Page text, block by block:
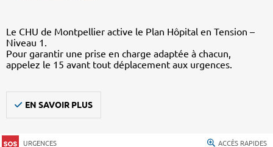
Le CHU de Montpellier active le Plan Hôpital en Tension –
Niveau 1.
Pour garantir une prise en charge adaptée à chacun,
appelez le 15 avant tout déplacement aux urgences.
EN SAVOIR PLUS
URGENCES ACCÈS RAPIDES